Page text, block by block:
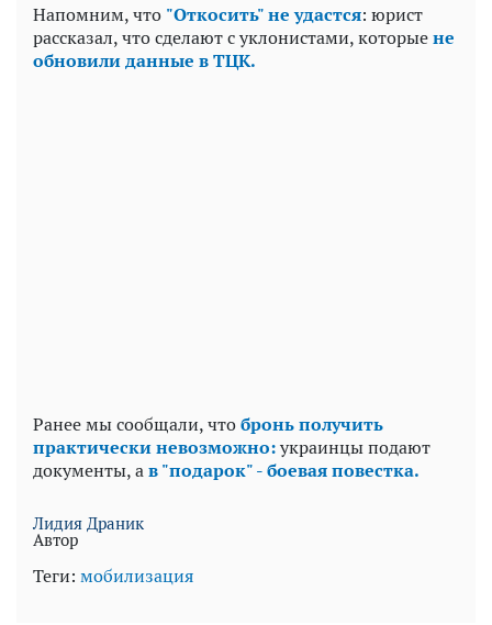
Напомним, что "Откосить" не удастся: юрист
рассказал, что сделают с уклонистами, которыене
обновили данные в ТЦК.
Ранее мы сообщали, чтобронь получить
практически невозможно:украинцы подают
документы, ав "подарок" - боевая повестка.
Лидия Драник
Автор
Теги: мобилизация